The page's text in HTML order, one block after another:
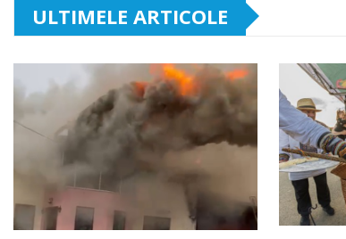
ULTIMELE ARTICOLE